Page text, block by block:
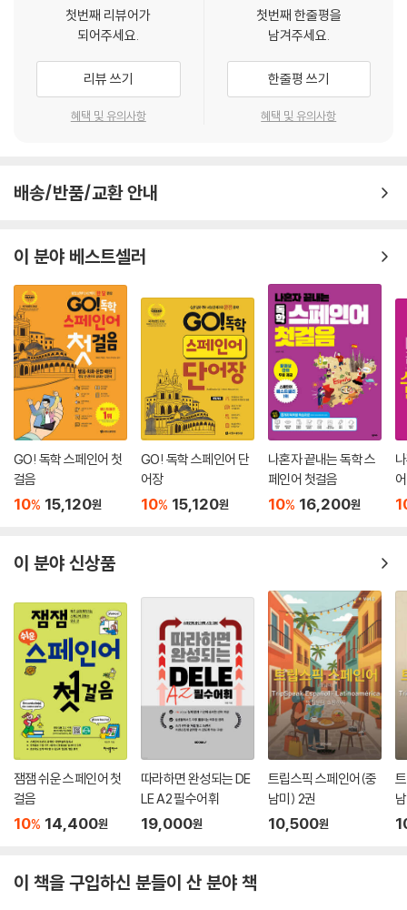
스페인어 전문 교육 브랜드 비바스페인어가 FLEX 스페인어 시험을 준비
하는 학습자를 위한 실전형 교재 『실전 모의고사로 끝내는 플렉스 스페인
어 750+』를 새롭게 출간했다고 밝혔다.
하여, 반복 학습을 통해 시험 감각을 효과적으로 끌어올릴 수 있도록 했다.
혼자서 완전 학습이 가능하도록 설계된 점이 특징이다.
교재 집필에는 FLEX 및 SNULT 스페인어를 오랫동안 지도해 온 전문 강
사가 참여해, 수험 현장에서 축적된 노하우와 출제 패턴 분석을 충실히 반
영했다. 단기간에 목표 점수를 달성하고자 하는 학습자에게 실질적이고 효
율적인 학습 방향을 제시한다는 점에서 기존 시중 교재와 차별화된다.
비바스페인어 관계자는 "그동안 FLEX 스페인어 시험을 준비하는 학습자
들이 실전 모의고사 교재의 부재로 어려움을 겪어왔다"며, "이번 교재가 목
표 점수 달성은 물론, 스페인어 실력 전반을 한 단계 끌어올리는 데 실질적
인 도움이 되기를 바란다"고 밝혔다
첫번째 리뷰어가
되어주세요.
리뷰 쓰기
혜택 및 유의사항
첫번째 한줄평을
남겨주세요.
한줄평 쓰기
혜택 및 유의사항
배송/반품/교환 안내
이 분야 베스트셀러
GO! 독학 스페인어 첫
걸음
10% 15,120원
GO! 독학 스페인어 단
어장
10% 15,120원
나혼자 끝내는 독학 스
페인어 첫걸음
10% 16,200원
이 분야 신상품
잼잼 쉬운 스페인어 첫
걸음
10% 14,400원
따라하면 완성되는 DE
LE A2 필수어휘
19,000원
트립스픽 스페인어(중
남미) 2권
10,500원
이 책을 구입하신 분들이 산 분야 책